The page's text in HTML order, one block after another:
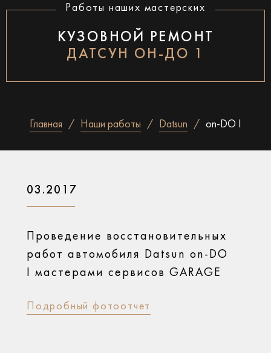
Работы наших мастерских
КУЗОВНОЙ РЕМОНТ
ДАТСУН ОН-ДО 1
Главная Наши работы Datsun on-DO I
03.2017
Проведение восстановительных
работ автомобиля Datsun on-DO
I мастерами сервисов GARAGE
Подробный фотоотчет